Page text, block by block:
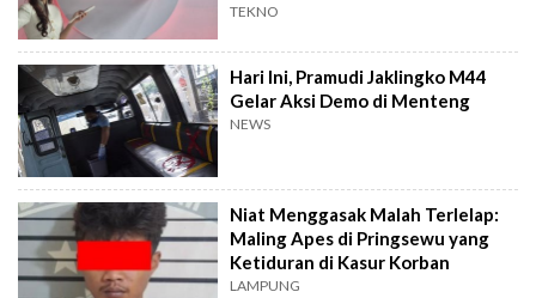
TEKNO
Hari Ini, Pramudi Jaklingko M44
Gelar Aksi Demo di Menteng
NEWS
Niat Menggasak Malah Terlelap:
Maling Apes di Pringsewu yang
Ketiduran di Kasur Korban
LAMPUNG